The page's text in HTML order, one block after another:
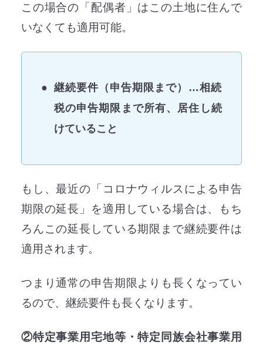
この場合の「配偶者」はこの土地に住んで
いなくても適用可能。
継続要件（申告期限まで）…相続
税の申告期限まで所有、居住し続
けていること
もし、最近の「コロナウィルスによる申告
期限の延長」を適用している場合は、もち
ろんこの延長している期限まで継続要件は
適用されます。
つまり通常の申告期限よりも長くなってい
るので、継続要件も長くなります。
②特定事業用宅地等・特定同族会社事業用